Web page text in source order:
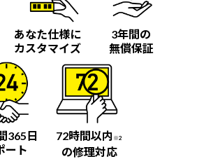
あなた仕様に
カスタマイズ
3年間の
無償保証
365日
ート
72時間以内 ※2
の修理対応